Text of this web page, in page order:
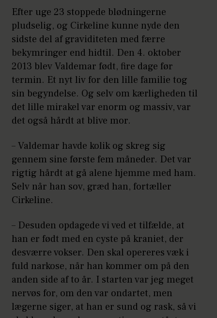
Efter uge 23 stoppede blødningerne
pludselig, og Cirkeline kunne nyde den
sidste del af graviditeten med færre
bekymringer end hidtil. Den 4. oktober
2013 blev Valdemar født, fire dage før
termin. Et nyt liv for den lille familie tog
sin begyndelse. Og selv om kærligheden til
det lille mirakel var enorm og massiv, var
det også hårdt at blive mor.
– Valdemar havde kolik og skreg sig
gennem sine første fem måneder. Det var
rigtig hårdt at gå alene hjemme med ham.
Selv når han sov, græd han, fortæller
Cirkeline.
– Desuden opdagede vi ved et tilfælde, at
han er født med en cyste på kraniet, der
desværre vokser. Den skal opereres væk i
fuld narkose, når han kommer om på den
anden side af to år. I starten var jeg meget
nervøs for, om den var ondartet, men
lægerne siger, at han er sund og rask, så vi